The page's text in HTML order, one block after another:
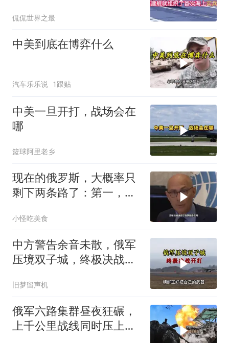
侃侃世界之最
中美到底在博弈什么
汽车乐乐说 1跟贴
中美一旦开打，战场会在
哪
篮球阿里老乡
现在的俄罗斯，大概率只
剩下两条路了：第一，把
小怪吃美食
中方警告余音未散，俄军
压境双子城，终极决战开
旧梦留声机
俄军六路集群昼夜狂碾，
上千公里战线同时压上，